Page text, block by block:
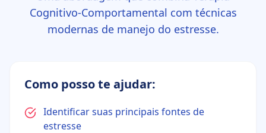
Cognitivo-Comportamental com técnicas
modernas de manejo do estresse.
Como posso te ajudar:
Identificar suas principais fontes de
estresse